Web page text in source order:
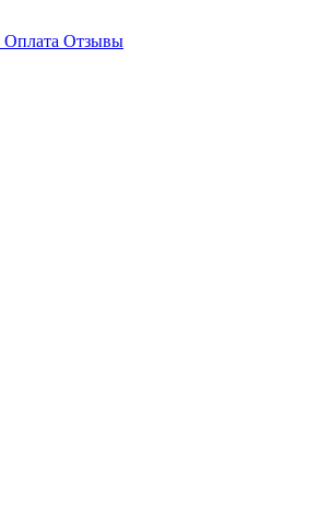
Оплата Отзывы